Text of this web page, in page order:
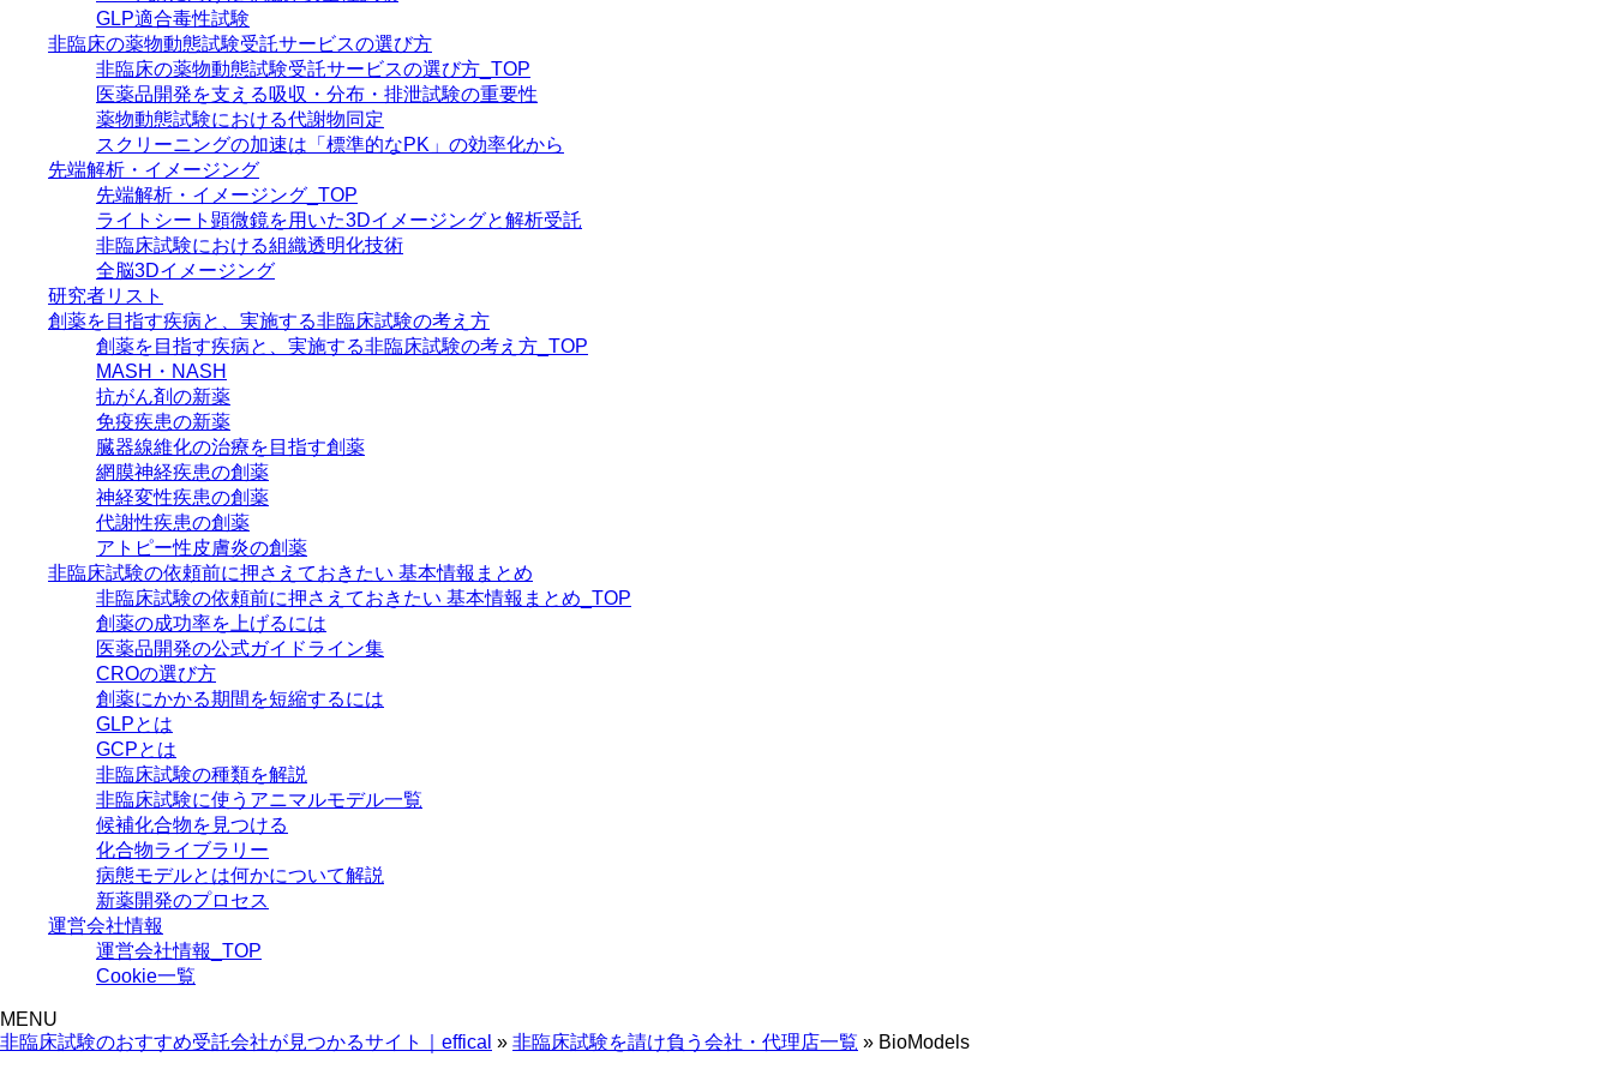
GLP適合毒性試験
非臨床の薬物動態試験受託サービスの選び方
非臨床の薬物動態試験受託サービスの選び方_TOP
医薬品開発を支える吸収・分布・排泄試験の重要性
薬物動態試験における代謝物同定
スクリーニングの加速は「標準的なPK」の効率化から
先端解析・イメージング
先端解析・イメージング_TOP
ライトシート顕微鏡を用いた3Dイメージングと解析受託
非臨床試験における組織透明化技術
全脳3Dイメージング
研究者リスト
創薬を目指す疾病と、実施する非臨床試験の考え方
創薬を目指す疾病と、実施する非臨床試験の考え方_TOP
MASH・NASH
抗がん剤の新薬
免疫疾患の新薬
臓器線維化の治療を目指す創薬
網膜神経疾患の創薬
神経変性疾患の創薬
代謝性疾患の創薬
アトピー性皮膚炎の創薬
非臨床試験の依頼前に押さえておきたい 基本情報まとめ
非臨床試験の依頼前に押さえておきたい 基本情報まとめ_TOP
創薬の成功率を上げるには
医薬品開発の公式ガイドライン集
CROの選び方
創薬にかかる期間を短縮するには
GLPとは
GCPとは
非臨床試験の種類を解説
非臨床試験に使うアニマルモデル一覧
候補化合物を見つける
化合物ライブラリー
病態モデルとは何かについて解説
新薬開発のプロセス
運営会社情報
運営会社情報_TOP
Cookie一覧
MENU
非臨床試験のおすすめ受託会社が見つかるサイト｜effical » 非臨床試験を請け負う会社・代理店一覧 » BioModels